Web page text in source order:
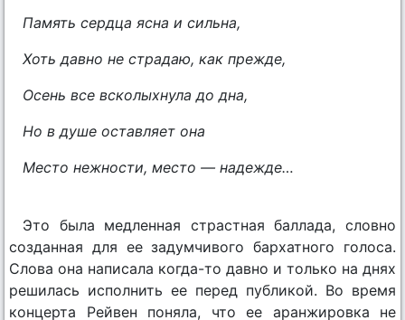
Память сердца ясна и сильна,
Хоть давно не страдаю, как прежде,
Осень все всколыхнула до дна,
Но в душе оставляет она
Место нежности, место — надежде…
Это была медленная страстная баллада, словно
созданная для ее задумчивого бархатного голоса.
Слова она написала когда-то давно и только на днях
решилась исполнить ее перед публикой. Во время
концерта Рейвен поняла, что ее аранжировка не